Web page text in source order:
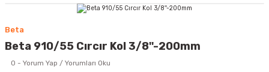
Beta
Beta 910/55 Cırcır Kol 3/8''-200mm
0 - Yorum Yap / Yorumları Oku